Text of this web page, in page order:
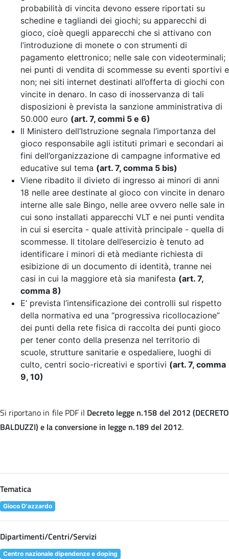
probabilità di vincita devono essere riportati su
schedine e tagliandi dei giochi; su apparecchi di
gioco, cioè quegli apparecchi che si attivano con
l’introduzione di monete o con strumenti di
pagamento elettronico; nelle sale con videoterminali;
nei punti di vendita di scommesse su eventi sportivi e
non; nei siti internet destinati all’offerta di giochi con
vincite in denaro. In caso di inosservanza di tali
disposizioni è prevista la sanzione amministrativa di
50.000 euro (art. 7, commi 5 e 6)
Il Ministero dell’Istruzione segnala l’importanza del
gioco responsabile agli istituti primari e secondari ai
fini dell’organizzazione di campagne informative ed
educative sul tema (art. 7, comma 5 bis)
Viene ribadito il divieto di ingresso ai minori di anni
18 nelle aree destinate al gioco con vincite in denaro
interne alle sale Bingo, nelle aree ovvero nelle sale in
cui sono installati apparecchi VLT e nei punti vendita
in cui si esercita - quale attività principale - quella di
scommesse. Il titolare dell’esercizio è tenuto ad
identificare i minori di età mediante richiesta di
esibizione di un documento di identità, tranne nei
casi in cui la maggiore età sia manifesta (art. 7,
comma 8)
E’ prevista l’intensificazione dei controlli sul rispetto
della normativa ed una “progressiva ricollocazione”
dei punti della rete fisica di raccolta dei punti gioco
per tener conto della presenza nel territorio di
scuole, strutture sanitarie e ospedaliere, luoghi di
culto, centri socio-ricreativi e sportivi (art. 7, comma
9, 10)
Si riportano in file PDF il Decreto legge n.158 del 2012 (DECRETO
BALDUZZI) e la conversione in legge n.189 del 2012.
Tematica
Gioco D'azzardo
Dipartimenti/Centri/Servizi
Centro nazionale dipendenze e doping